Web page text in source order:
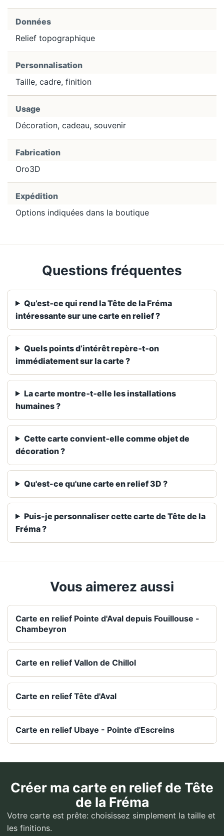
Données
Relief topographique
Personnalisation
Taille, cadre, finition
Usage
Décoration, cadeau, souvenir
Fabrication
Oro3D
Expédition
Options indiquées dans la boutique
Questions fréquentes
Qu’est‑ce qui rend la Tête de la Fréma
intéressante sur une carte en relief ?
Quels points d’intérêt repère‑t‑on
immédiatement sur la carte ?
La carte montre‑t‑elle les installations
humaines ?
Cette carte convient‑elle comme objet de
décoration ?
Qu'est-ce qu'une carte en relief 3D ?
Puis-je personnaliser cette carte de Tête de la
Fréma ?
Vous aimerez aussi
Carte en relief Pointe d'Aval depuis Fouillouse -
Chambeyron
Carte en relief Vallon de Chillol
Carte en relief Tête d'Aval
Carte en relief Ubaye - Pointe d'Escreins
Créer ma carte en relief de Tête
de la Fréma
Votre carte est prête: choisissez simplement la taille et
les finitions.